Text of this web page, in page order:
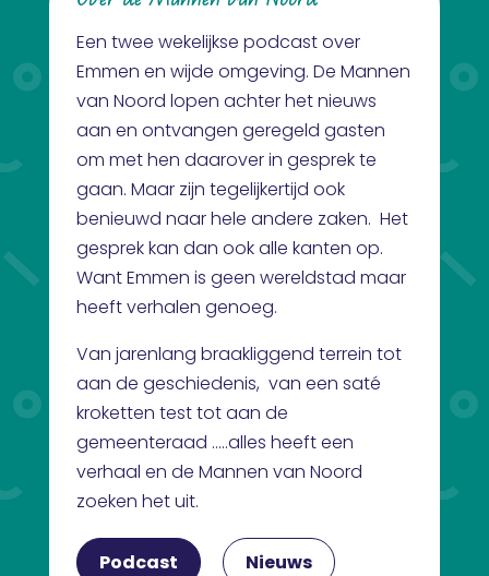
Een twee wekelijkse podcast over
Emmen en wijde omgeving. De Mannen
van Noord lopen achter het nieuws
aan en ontvangen geregeld gasten
om met hen daarover in gesprek te
gaan. Maar zijn tegelijkertijd ook
benieuwd naar hele andere zaken. Het
gesprek kan dan ook alle kanten op.
Want Emmen is geen wereldstad maar
heeft verhalen genoeg.
Van jarenlang braakliggend terrein tot
aan de geschiedenis, van een saté
kroketten test tot aan de
gemeenteraad …..alles heeft een
verhaal en de Mannen van Noord
zoeken het uit.
Podcast Nieuws